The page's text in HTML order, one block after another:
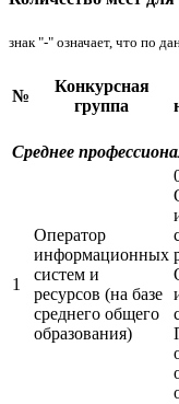
знак "-" означает, что по
№
Конкурсная
группа
Среднее
1
Оператор
информационных
систем и
ресурсов (на базе
среднего общего
образования)